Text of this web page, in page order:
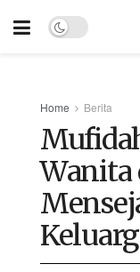
Home Berita
Wanita